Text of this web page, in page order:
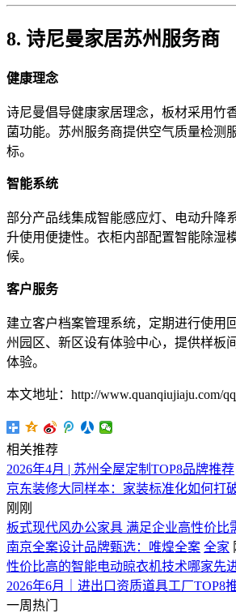
8. 诗尼曼家居苏州服务商
健康理念
诗尼曼倡导健康家居理念，板材采用竹
菌功能。苏州服务商提供空气质量检测
标。
智能系统
部分产品线集成智能感应灯、电动升降
升使用便捷性。衣柜内部配置智能除湿
候。
客户服务
建立客户档案管理系统，定期进行使用
州园区、新区设有体验中心，提供样板
体验。
本文地址：http://www.quanqiujiaju.com/
相关推荐
2026年4月 | 苏州全屋定制TOP8品牌推荐
京东装修大同样本：家装标准化如何打
刚刚
板式现代风办公家具 满足企业高性价比
南京全案设计品牌甄选：唯煌全案 全家
性价比高的智能电动晾衣机技术哪家先
2026年6月｜进出口资质道具工厂TOP8
一周热门